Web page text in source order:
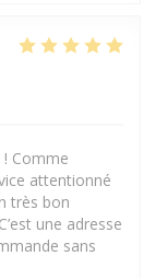
Comme
attentionné
très bon
une adresse
sans